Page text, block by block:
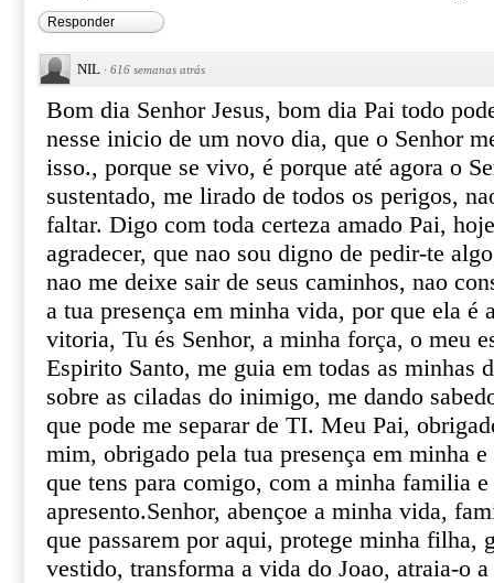
Responder
NIL · 616 semanas atrás
Bom dia Senhor Jesus, bom dia Pai todo
nesse inicio de um novo dia, que o Senhor
isso., porque se vivo, é porque até agora o
sustentado, me lirado de todos os perigos,
faltar. Digo com toda certeza amado Pai,
agradecer, que nao sou digno de pedir-te
nao me deixe sair de seus caminhos, nao
a tua presença em minha vida, por que ela é
vitoria, Tu és Senhor, a minha força, o meu
Espirito Santo, me guia em todas as minhas
sobre as ciladas do inimigo, me dando
que pode me separar de TI. Meu Pai,
mim, obrigado pela tua presença em minha
que tens para comigo, com a minha familia
apresento.Senhor, abençoe a minha vida,
que passarem por aqui, protege minha filha,
vestido, transforma a vida do Joao, atraia-o